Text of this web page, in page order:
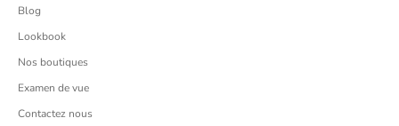
Blog
Lookbook
Nos boutiques
Examen de vue
Contactez nous